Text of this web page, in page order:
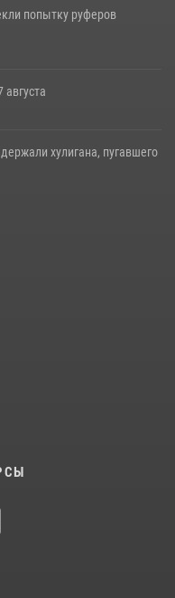
попытку руферов
хулигана, пугавшего